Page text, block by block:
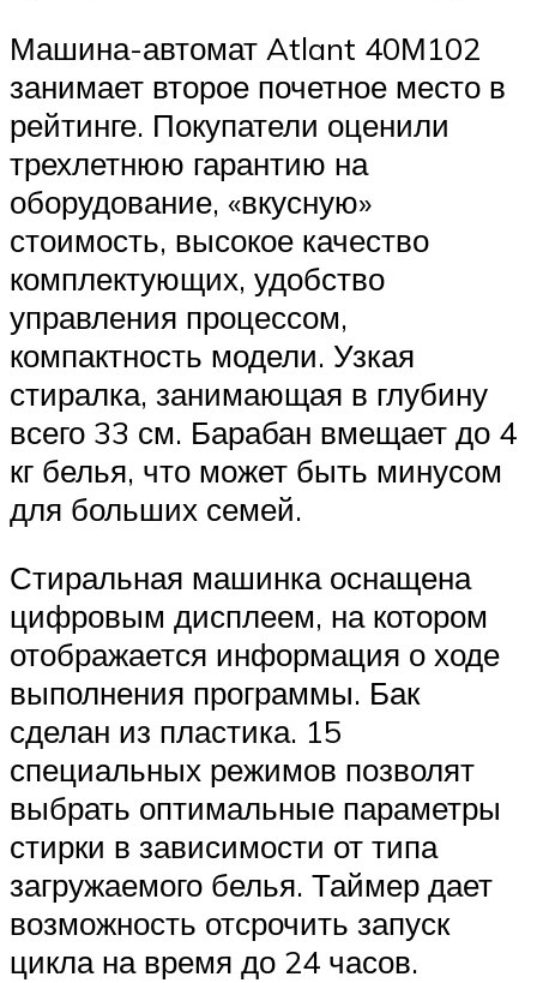
Машина-автомат Atlant 40М102
занимает второе почетное место в
рейтинге. Покупатели оценили
трехлетнюю гарантию на
оборудование, «вкусную»
стоимость, высокое качество
комплектующих, удобство
управления процессом,
компактность модели. Узкая
стиралка, занимающая в глубину
всего 33 см. Барабан вмещает до 4
кг белья, что может быть минусом
для больших семей.
Стиральная машинка оснащена
цифровым дисплеем, на котором
отображается информация о ходе
выполнения программы. Бак
сделан из пластика. 15
специальных режимов позволят
выбрать оптимальные параметры
стирки в зависимости от типа
загружаемого белья. Таймер дает
возможность отсрочить запуск
цикла на время до 24 часов.